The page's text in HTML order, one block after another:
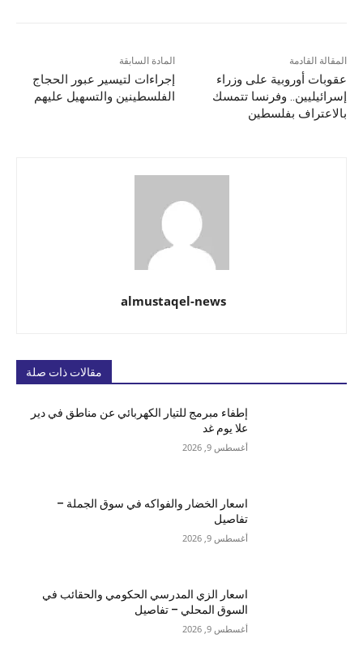
المادة السابقة
إجراءات لتيسير عبور الحجاج
الفلسطينين والتسهيل عليهم
المقالة القادمة
عقوبات أوروبية على وزراء
إسرائيليين.. وفرنسا تتمسك
بالاعتراف بفلسطين
almustaqel-news
مقالات ذات صلة
إطفاء مبرمج للتيار الكهربائي عن مناطق في دير
علا يوم غد
أغسطس 9, 2026
اسعار الخضار والفواكه في سوق الجملة –
تفاصيل
أغسطس 9, 2026
اسعار الزي المدرسي الحكومي والحقائب في
السوق المحلي – تفاصيل
أغسطس 9, 2026